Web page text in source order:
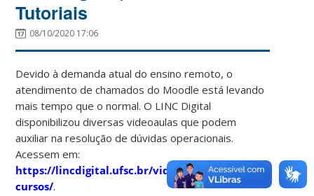
Tutoriais
08/10/2020 17:06
Devido à demanda atual do ensino remoto, o
atendimento de chamados do Moodle está levando
mais tempo que o normal. O LINC Digital
disponibilizou diversas videoaulas que podem
auxiliar na resolução de dúvidas operacionais.
Acessem em:
https://lincdigital.ufsc.br/videoaulas-dos-
cursos/.